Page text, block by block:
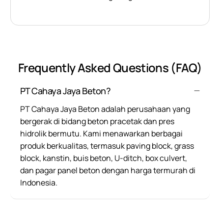
Frequently Asked Questions (FAQ)
PT Cahaya Jaya Beton?
PT Cahaya Jaya Beton adalah perusahaan yang
bergerak di bidang beton pracetak dan pres
hidrolik bermutu. Kami menawarkan berbagai
produk berkualitas, termasuk paving block, grass
block, kanstin, buis beton, U-ditch, box culvert,
dan pagar panel beton dengan harga termurah di
Indonesia.